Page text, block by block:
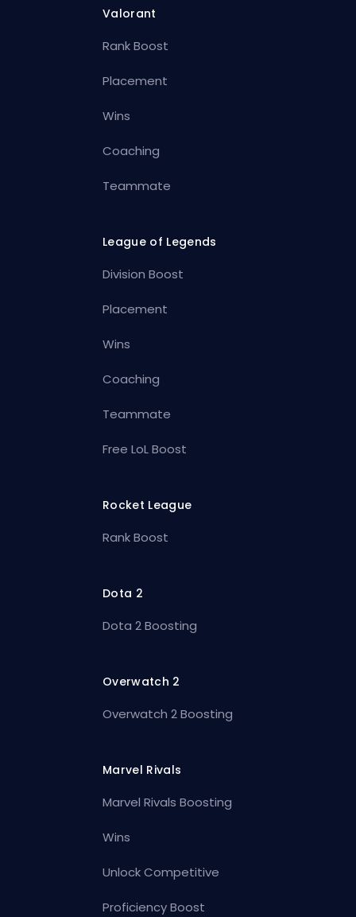
Valorant
Rank Boost
Placement
Wins
Coaching
Teammate
League of Legends
Division Boost
Placement
Wins
Coaching
Teammate
Free LoL Boost
Rocket League
Rank Boost
Dota 2
Dota 2 Boosting
Overwatch 2
Overwatch 2 Boosting
Marvel Rivals
Marvel Rivals Boosting
Wins
Unlock Competitive
Proficiency Boost